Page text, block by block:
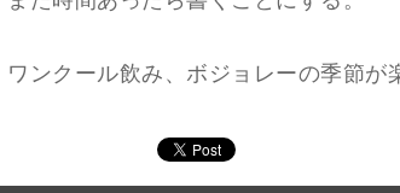
ワンクール飲み、ボジョレーの季節が